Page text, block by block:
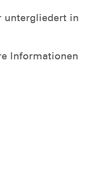
untergliedert in
Informationen